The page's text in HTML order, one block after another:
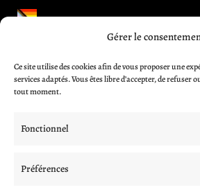
Gérer le
Ce site utilise des cookies afin de vous proposer une
services adaptés. Vous êtes libre d’accepter, de refuser
tout moment.
Fonctionnel
Préférences
Informations et aides
CGV
Blog
Contactez-nous
Politique de livraison